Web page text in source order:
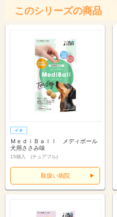
このシリーズの商品
ＭｅｄｉＢａｌｌ メディボール
犬用ささみ味
15個入 (チュアブル)
取扱い病院